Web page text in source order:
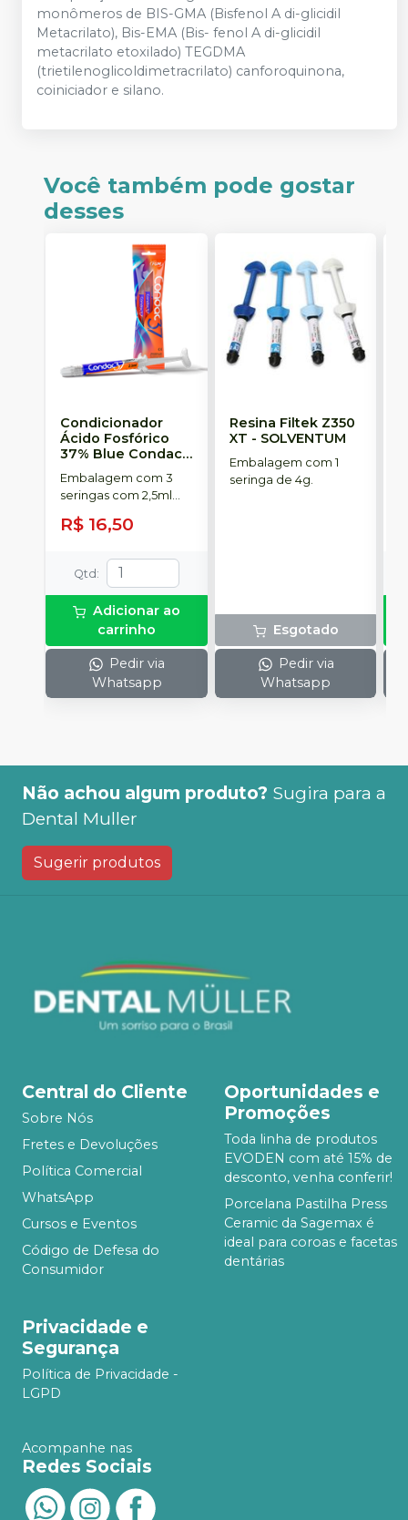
monômeros de BIS-GMA (Bisfenol A di-glicidil
Metacrilato), Bis-EMA (Bis- fenol A di-glicidil
metacrilato etoxilado) TEGDMA
(trietilenoglicoldimetracrilato) canforoquinona,
coiniciador e silano.
Você também pode gostar
desses
Condicionador
Ácido Fosfórico
37% Blue Condac-
FGM
Embalagem com 3
seringas com 2,5ml
cada uma e 3
ponteiras para
R$ 16,50
Qtd :
Adicionar ao
carrinho
Pedir via
Whatsapp
Resina Filtek Z350
XT - SOLVENTUM
Embalagem com 1
seringa de 4g.
Esgotado
Pedir via
Whatsapp
Não achou algum produto? Sugira para a
Dental Muller
Sugerir produtos
Central do Cliente
Sobre Nós
Fretes e Devoluções
Política Comercial
WhatsApp
Cursos e Eventos
Código de Defesa do
Consumidor
Oportunidades e
Promoções
Toda linha de produtos
EVODEN com até 15% de
desconto, venha conferir!
Porcelana Pastilha Press
Ceramic da Sagemax é
ideal para coroas e facetas
dentárias
Privacidade e
Segurança
Política de Privacidade -
LGPD
Acompanhe nas
Redes Sociais